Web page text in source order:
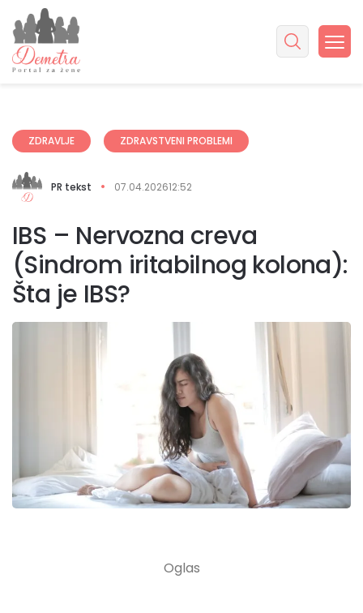
ZDRAVLJE ZDRAVSTVENI PROBLEMI
PR tekst 07.04.202612:52
IBS – Nervozna creva
(Sindrom iritabilnog kolona):
Šta je IBS?